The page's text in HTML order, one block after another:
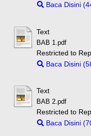
Baca Disini
Text
BAB 1.pdf
Restricted to
Baca Disini
Text
BAB 2.pdf
Restricted to
Baca Disini